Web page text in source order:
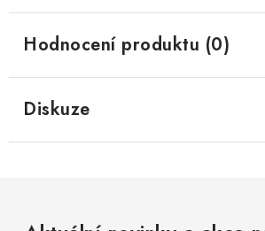
Hodnocení produktu (0)
Diskuze